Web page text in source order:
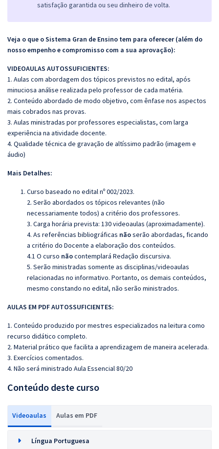
satisfação garantida ou seu dinheiro de volta.
Veja o que o Sistema Gran de Ensino tem para oferecer (além do
nosso empenho e compromisso com a sua aprovação):
VIDEOAULAS AUTOSSUFICIENTES:
1. Aulas com abordagem dos tópicos previstos no edital, após
minuciosa análise realizada pelo professor de cada matéria.
2. Conteúdo abordado de modo objetivo, com ênfase nos aspectos
mais cobrados nas provas.
3. Aulas ministradas por professores especialistas, com larga
experiência na atividade docente.
4. Qualidade técnica de gravação de altíssimo padrão (imagem e
áudio)
Mais Detalhes:
Curso baseado no edital nº 002/2023.
2. Serão abordados os tópicos relevantes (não
necessariamente todos) a critério dos professores.
3. Carga horária prevista: 130 videoaulas (aproximadamente).
4. As referências bibliográficas nãoserão abordadas, ficando
a critério do Docente a elaboração dos conteúdos.
4.1 O curso nãocontemplará Redação discursiva.
5. Serão ministradas somente as disciplinas/videoaulas
relacionadas no informativo. Portanto, os demais conteúdos,
mesmo constando no edital, não serão ministrados.
AULAS EM PDF AUTOSSUFICIENTES:
1. Conteúdo produzido por mestres especializados na leitura como
recurso didático completo.
2. Material prático que facilita a aprendizagem de maneira acelerada.
3. Exercícios comentados.
4. Não será ministrado Aula Essencial 80/20
Conteúdo deste curso
Videoaulas Aulas em PDF
Língua Portuguesa